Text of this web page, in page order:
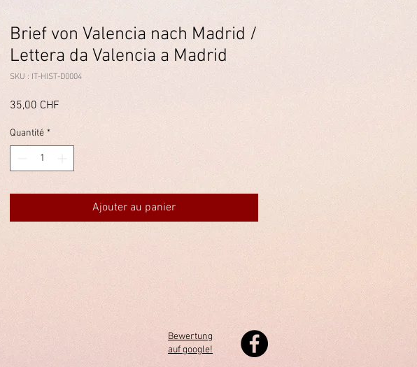
Brief von Valencia nach Madrid /
Lettera da Valencia a Madrid
SKU : IT-HIST-D0004
35,00 CHF
Quantité *
Ajouter au panier
Bewertung
auf google!